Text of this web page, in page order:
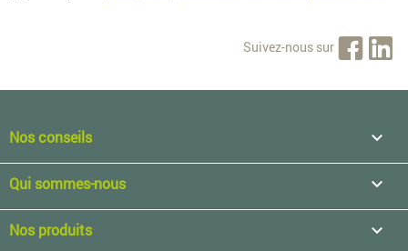
Suivez-nous sur
Nos conseils 
Qui sommes-nous 
Nos produits 